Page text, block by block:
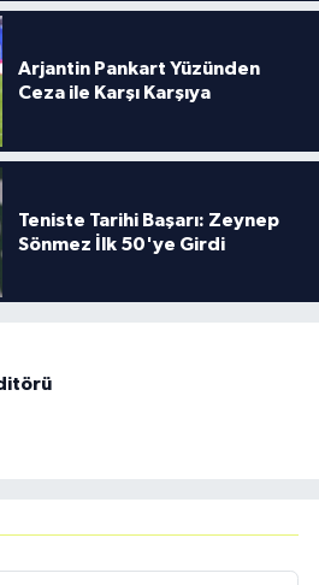
Arjantin Pankart Yüzünden
Ceza ile Karşı Karşıya
Teniste Tarihi Başarı: Zeynep
Sönmez İlk 50'ye Girdi